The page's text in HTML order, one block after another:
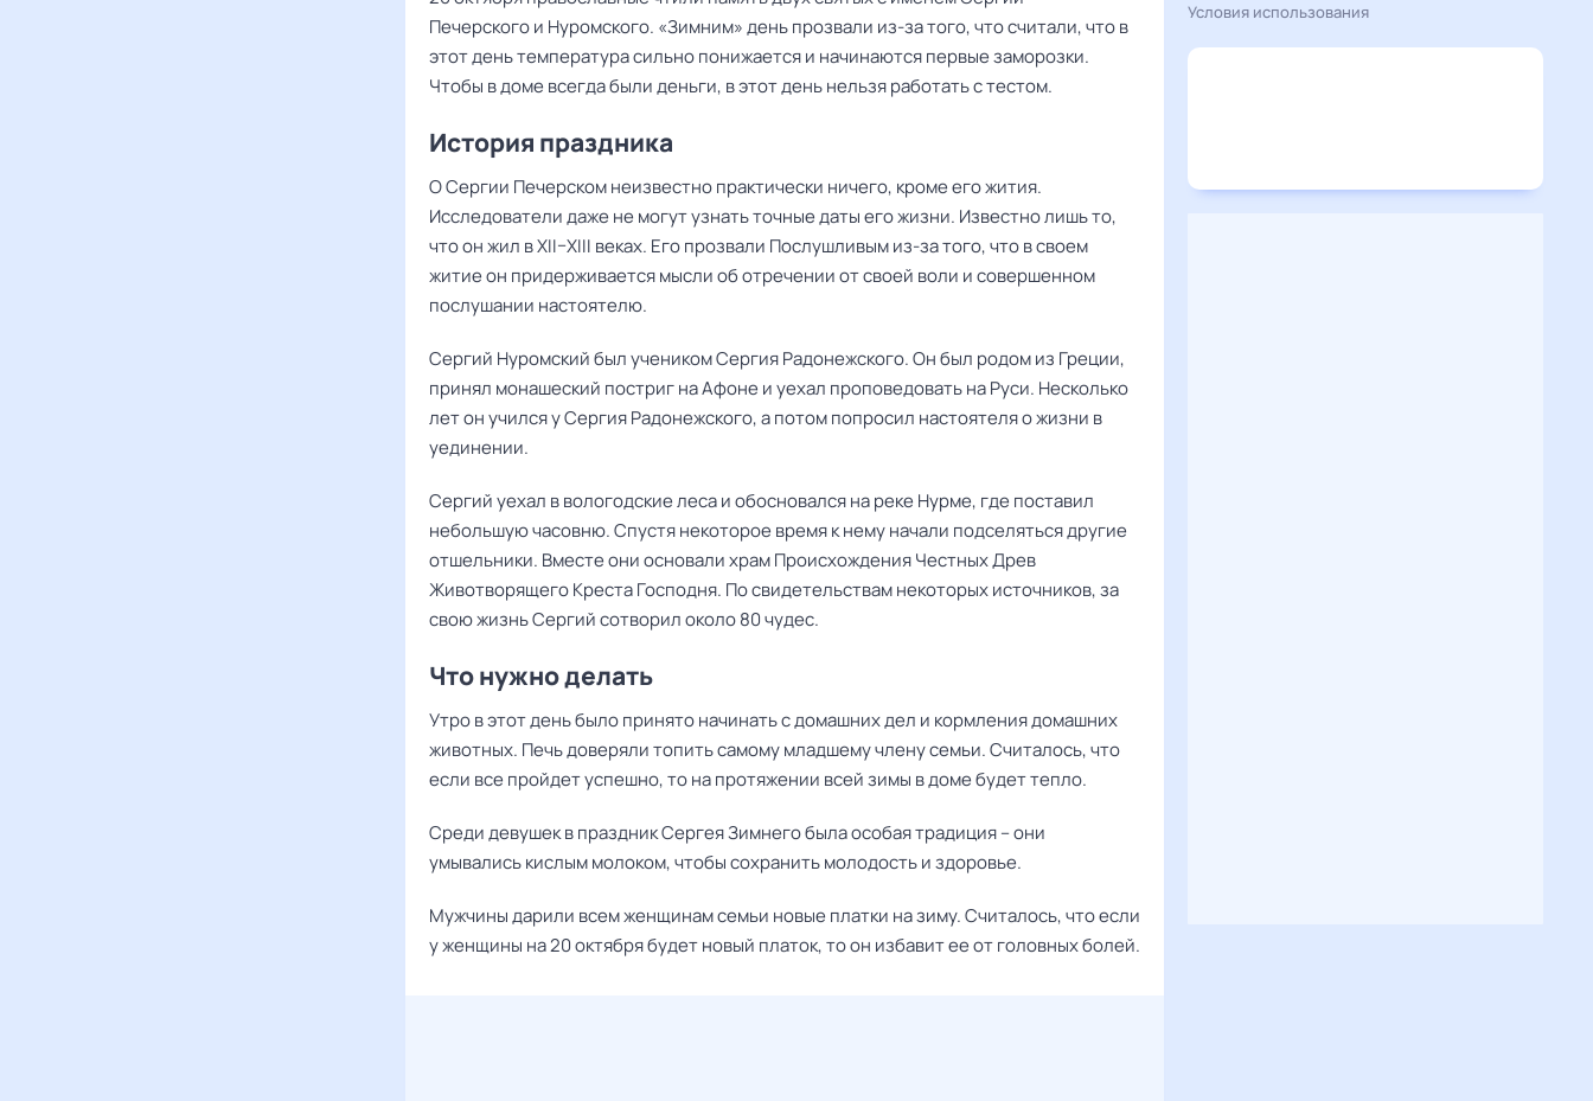
Печерского и Нуромского. «Зимним» день прозвали из-за того, что считали, что в
этот день температура сильно понижается и начинаются первые заморозки.
Чтобы в доме всегда были деньги, в этот день нельзя работать с тестом.
История праздника
О Сергии Печерском неизвестно практически ничего, кроме его жития.
Исследователи даже не могут узнать точные даты его жизни. Известно лишь то,
что он жил в XII–XIII веках. Его прозвали Послушливым из-за того, что в своем
житие он придерживается мысли об отречении от своей воли и совершенном
послушании настоятелю.
Сергий Нуромский был ученикомСергия Радонежского. Он был родом из Греции,
принял монашеский постриг на Афоне и уехал проповедовать на Руси. Несколько
лет он учился у Сергия Радонежского, а потом попросил настоятеля о жизни в
уединении.
Сергий уехал в вологодские леса и обосновался на реке Нурме, где поставил
небольшую часовню. Спустя некоторое время к нему начали подселяться другие
отшельники. Вместе они основали храм Происхождения Честных Древ
Животворящего Креста Господня. По свидетельствам некоторых источников, за
свою жизнь Сергий сотворил около 80 чудес.
Что нужно делать
Утро в этот день было принято начинать с домашних дел и кормления домашних
животных. Печь доверяли топить самому младшему члену семьи. Считалось, что
если все пройдет успешно, то на протяжении всей зимы в доме будет тепло.
Среди девушек в праздник Сергея Зимнего была особая традиция – они
умывались кислым молоком, чтобы сохранить молодость и здоровье.
Мужчины дарили всем женщинам семьи новые платки на зиму. Считалось, что если
у женщины на 20 октября будет новый платок, то он избавит ее от головных болей.
Условия использования